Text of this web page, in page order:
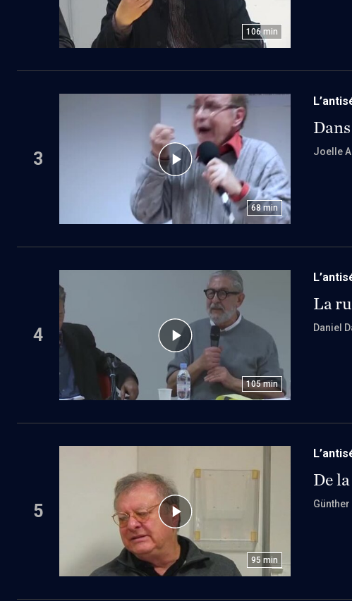
106 min
3
68 min
Joelle
4
105 min
La
Daniel
5
95 min
De